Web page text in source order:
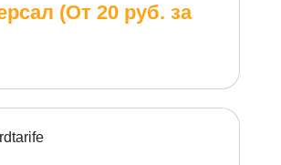
(От 20 руб. за